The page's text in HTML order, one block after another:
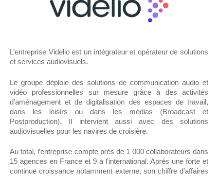
L’entreprise Videlio est un intégrateur et opérateur de solutions
et services audiovisuels.
Le groupe déploie des solutions de communication audio et
vidéo professionnelles sur mesure grâce à des activités
d’aménagement et de digitalisation des espaces de travail,
dans les loisirs ou dans les médias (Broadcast et
Postproduction). Il intervient aussi avec des solutions
audiovisuelles pour les navires de croisière.
Au total, l’entreprise compte près de 1 000 collaborateurs dans
15 agences en France et 9 à l’international. Après une forte et
continue croissance notamment externe, son chiffre d’affaires